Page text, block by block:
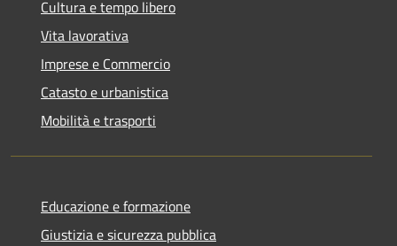
Cultura e tempo libero
Vita lavorativa
Imprese e Commercio
Catasto e urbanistica
Mobilità e trasporti
Educazione e formazione
Giustizia e sicurezza pubblica